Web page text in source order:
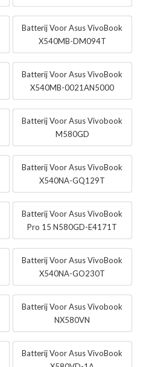
Batterij Voor Asus VivoBook
X540MB-DM094T
Batterij Voor Asus VivoBook
X540MB-0021AN5000
Batterij Voor Asus Vivobook
M580GD
Batterij Voor Asus VivoBook
X540NA-GQ129T
Batterij Voor Asus VivoBook
Pro 15 N580GD-E4171T
Batterij Voor Asus VivoBook
X540NA-GO230T
Batterij Voor Asus Vivobook
NX580VN
Batterij Voor Asus VivoBook